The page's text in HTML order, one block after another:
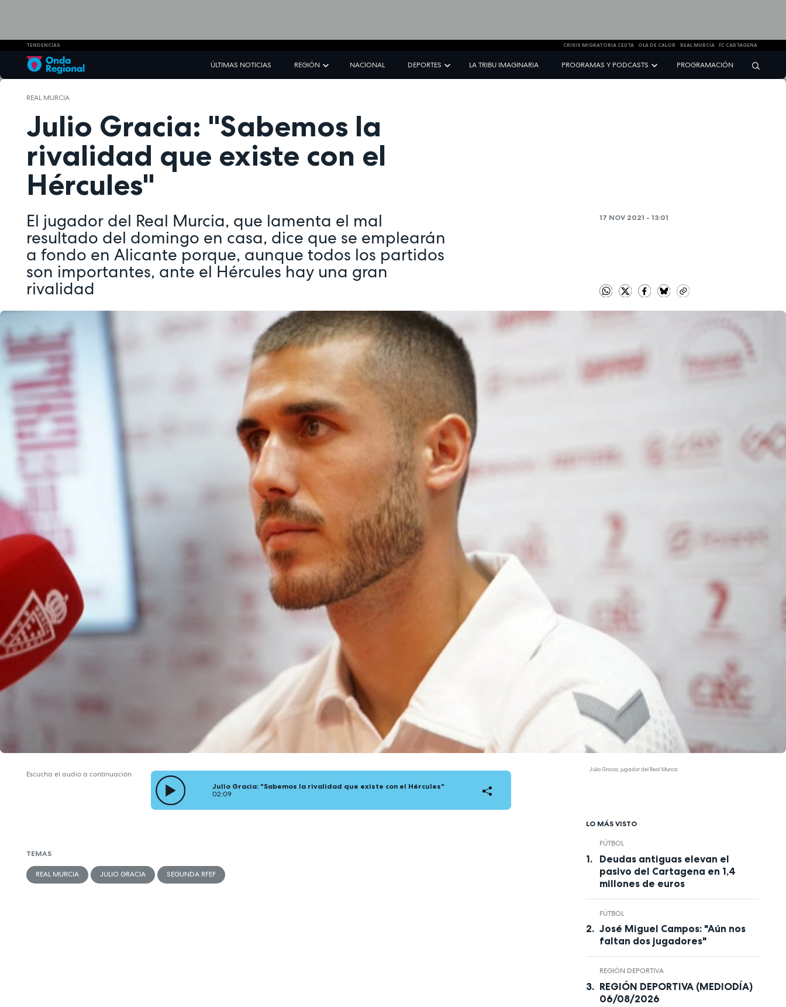
TENDENCIAS CRISIS MIGRATORIA CEUTA OLA DE CALOR REAL MURCIA FC CARTAGENA
ÚLTIMAS NOTICIAS REGIÓN NACIONAL DEPORTES LA TRIBU IMAGINARIA PROGRAMAS Y PODCASTS PROGRAMACIÓN
REAL MURCIA
Julio Gracia: "Sabemos la
rivalidad que existe con el
Hércules"
El jugador del Real Murcia, que lamenta el mal
resultado del domingo en casa, dice que se emplearán
a fondo en Alicante porque, aunque todos los partidos
son importantes, ante el Hércules hay una gran
rivalidad
17 NOV 2021 - 13:01
Julio Gracia, jugador del Real Murcia
Escucha el audio a continuación
Julio Gracia: "Sabemos la rivalidad que existe con el Hércules"
02:09
TEMAS
REAL MURCIA JULIO GRACIA SEGUNDA RFEF
LO MÁS VISTO
FÚTBOL
Deudas antiguas elevan el
pasivo del Cartagena en 1,4
millones de euros
FÚTBOL
José Miguel Campos: "Aún nos
faltan dos jugadores"
REGIÓN DEPORTIVA
REGIÓN DEPORTIVA (MEDIODÍA)
06/08/2026